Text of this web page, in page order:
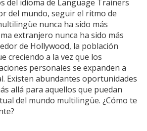
del idioma de Language Trainers
del mundo, seguir el ritmo de
nunca ha sido más
extranjero nunca ha sido más
de Hollywood, la población
creciendo a la vez que los
personales se expanden a
Existen abundantes oportunidades
allá para aquellos que puedan
del mundo multilingüe. ¿Cómo te